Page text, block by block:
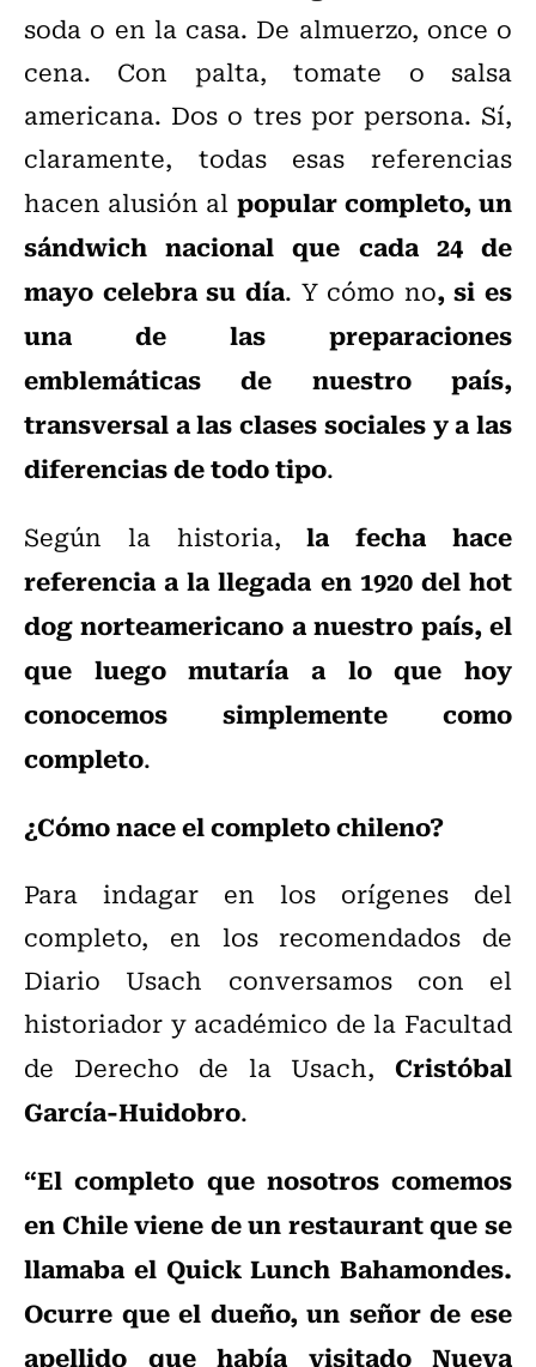
soda o en la casa. De almuerzo, once o
cena. Con palta, tomate o salsa
americana. Dos o tres por persona. Sí,
claramente, todas esas referencias
hacen alusión al popular completo, un
sándwich nacional que cada 24 de
mayo celebra su día. Y cómo no, si es
una de las preparaciones
emblemáticas de nuestro país,
transversal a las clases sociales y a las
diferencias de todo tipo.
Según la historia,la fecha hace
referencia a la llegada en 1920 del hot
dog norteamericano a nuestro país, el
que luego mutaría a lo que hoy
conocemos simplemente como
completo.
¿Cómo nace el completo chileno?
Para indagar en los orígenes del
completo, en los recomendados de
Diario Usach conversamos con el
historiador y académico de la Facultad
de Derecho de la Usach, Cristóbal
García-Huidobro.
“El completo que nosotros comemos
en Chile viene de un restaurant que se
llamaba el Quick Lunch Bahamondes.
Ocurre que el dueño, un señor de ese
apellido que había visitado Nueva